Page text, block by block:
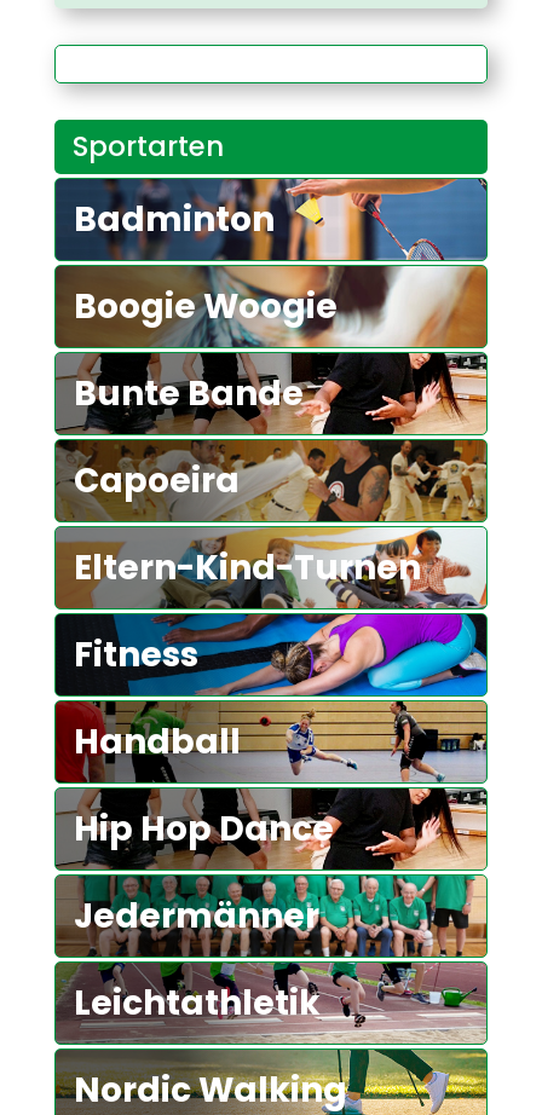
Sportarten
Badminton
Boogie Woogie
Bunte Bande
Capoeira
Eltern-Kind-Turnen
Fitness
Handball
Hip Hop Dance
Jedermänner
Leichtathletik
Nordic Walking